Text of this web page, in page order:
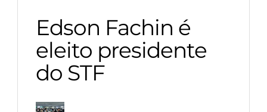
Edson Fachin é
eleito presidente
do STF